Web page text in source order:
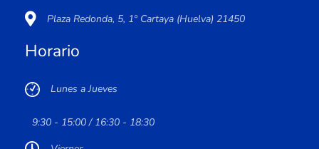
Plaza Redonda, 5, 1º Cartaya (Huelva) 21450
Horario
Lunes a Jueves
9:30 - 15:00 / 16:30 - 18:30